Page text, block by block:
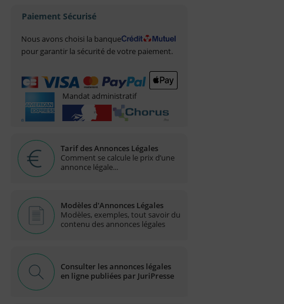
Paiement Sécurisé
Nous avons choisi la banque
pour garantir la sécurité de votre paiement.
Mandat administratif
Tarif des Annonces Légales
Comment se calcule le prix d’une
annonce légale...
Modèles d'Annonces Légales
Modèles, exemples, tout savoir du
contenu des annonces légales
Consulter les annonces légales
en ligne publiées par JuriPresse